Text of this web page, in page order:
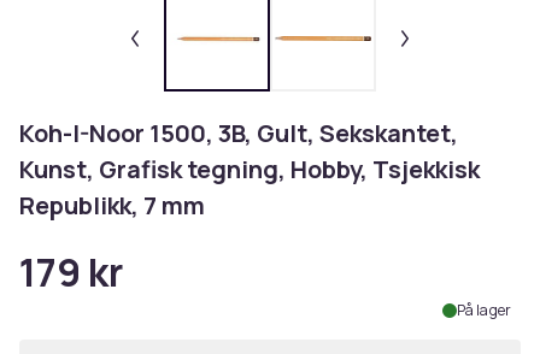
Koh-I-Noor 1500, 3B, Gult, Sekskantet,
Kunst, Grafisk tegning, Hobby, Tsjekkisk
Republikk, 7 mm
179 kr
På lager